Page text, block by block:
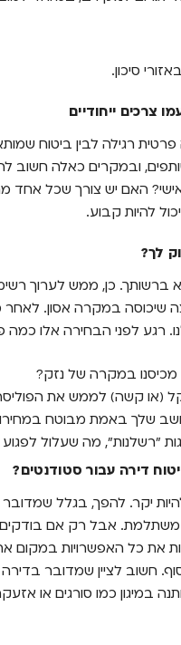
סיכון.
צרכים ייחודיים
רגילה לבין ביטוח
ובמקרים כאלה חשוב
האם יש צורך שכל אחד
להיות קבוע.
לך?
כן, ממש לערוך
שיכוסה במקרה אסון. לאחר
רגע לפני הבחירה אלו
במקרה של נזק?
קל (או קשה) לממש את
שלך באמת מבוטח
"רשלנות", מה שעלול
דירה עבור סטודנטים?
יקר. להפך, בגלל
משתלמת. אבל רק אם בודקים
את כל האפשרויות במקום
חשוב לציין שמדובר
במיגון כמו סורגים או